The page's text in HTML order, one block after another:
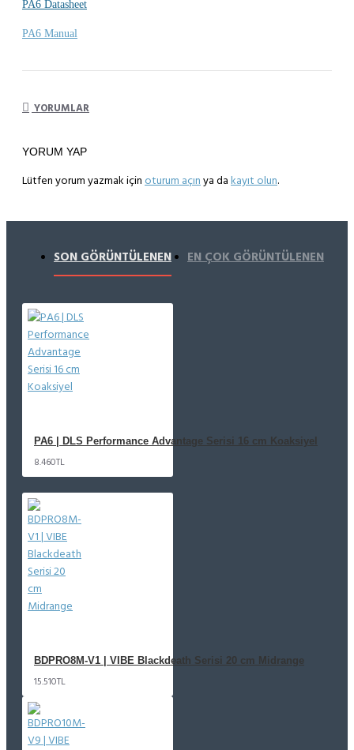
PA6 Datasheet
PA6 Manual
YORUMLAR
YORUM YAP
Lütfen yorum yazmak için oturum açınya da kayıt olun.
SON GÖRÜNTÜLENEN EN ÇOK GÖRÜNTÜLENEN
PA6 | DLS Performance Advantage Serisi 16 cm Koaksiyel
8.460TL
BDPRO8M-V1 | VIBE Blackdeath Serisi 20 cm Midrange
15.510TL